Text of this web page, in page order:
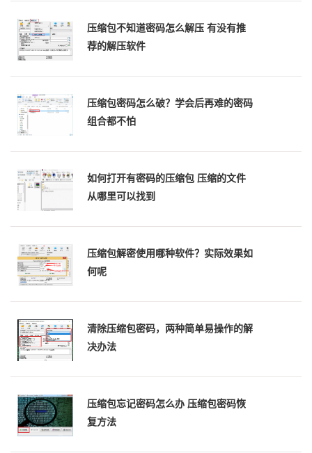
压缩包不知道密码怎么解压 有没有推
荐的解压软件
压缩包密码怎么破？学会后再难的密码
组合都不怕
如何打开有密码的压缩包 压缩的文件
从哪里可以找到
压缩包解密使用哪种软件？实际效果如
何呢
清除压缩包密码，两种简单易操作的解
决办法
压缩包忘记密码怎么办 压缩包密码恢
复方法